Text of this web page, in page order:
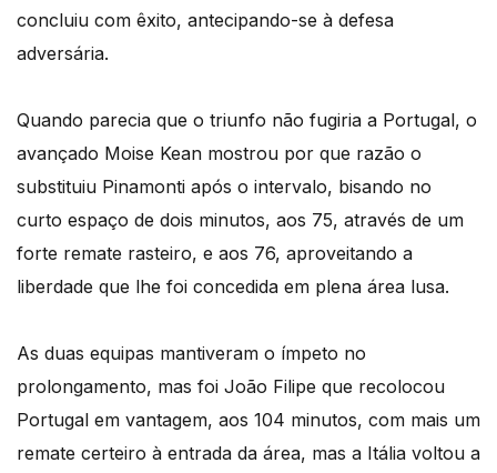
concluiu com êxito, antecipando-se à defesa
adversária.
Quando parecia que o triunfo não fugiria a Portugal, o
avançado Moise Kean mostrou por que razão o
substituiu Pinamonti após o intervalo, bisando no
curto espaço de dois minutos, aos 75, através de um
forte remate rasteiro, e aos 76, aproveitando a
liberdade que lhe foi concedida em plena área lusa.
As duas equipas mantiveram o ímpeto no
prolongamento, mas foi João Filipe que recolocou
Portugal em vantagem, aos 104 minutos, com mais um
remate certeiro à entrada da área, mas a Itália voltou a